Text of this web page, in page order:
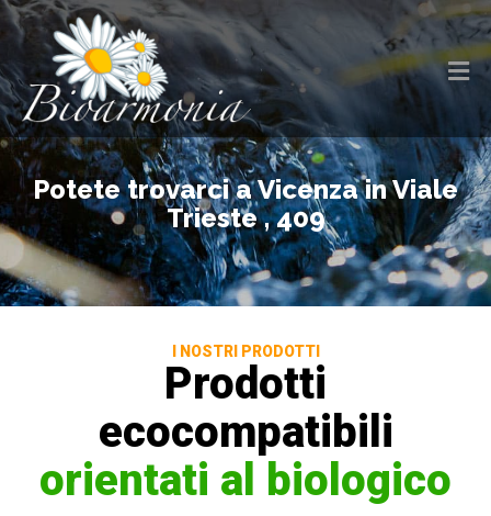
Potete trovarci a Vicenza in Viale
Trieste , 409
I NOSTRI PRODOTTI
Prodotti
ecocompatibili
orientati al biologico